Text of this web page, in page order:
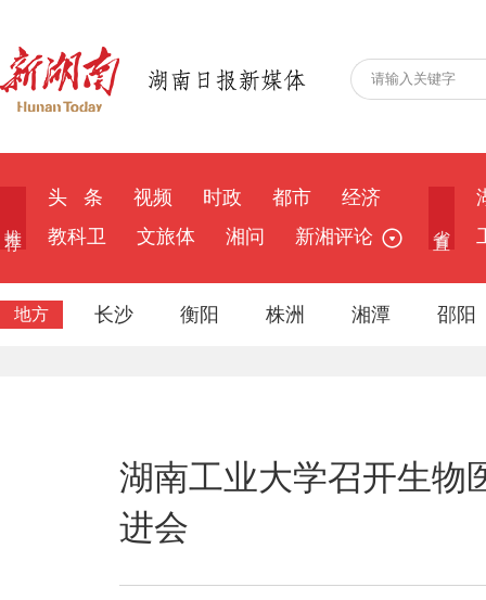
头 条 视频 时政 都市
经济
教科卫
文旅体 湘问 新湘评论
地方 长沙 衡阳 株洲 湘潭 邵阳
湖南工业大学召开生物
进会